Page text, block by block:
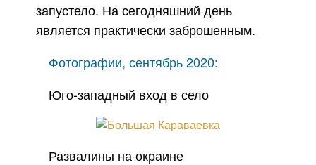
запустело. На сегодняшний день
является практически заброшенным.
Фотографии, сентябрь 2020:
Юго-западный вход в село
Развалины на окраине